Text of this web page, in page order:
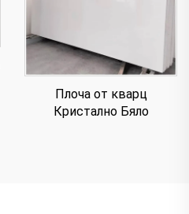
Плоча от кварц
Кристално Бяло